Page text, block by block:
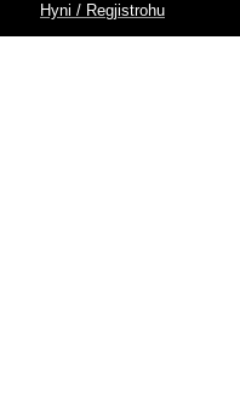
Hyni / Regjistrohu